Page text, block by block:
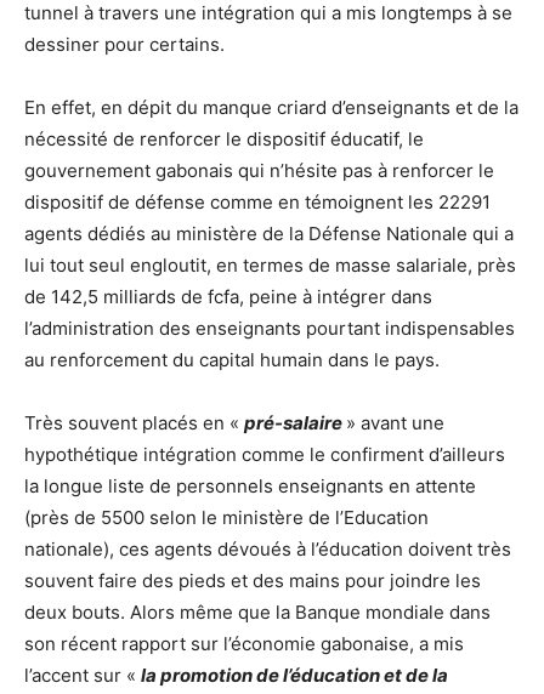
tunnel à travers une intégration qui a mis longtemps à se
dessiner pour certains.
En effet, en dépit du manque criard d’enseignants et de la
nécessité de renforcer le dispositif éducatif, le
gouvernement gabonais qui n’hésite pas à renforcer le
dispositif de défense comme en témoignent les 22291
agents dédiés au ministère de la Défense Nationale qui a
lui tout seul engloutit, en termes de masse salariale, près
de 142,5 milliards de fcfa, peine à intégrer dans
l’administration des enseignants pourtant indispensables
au renforcement du capital humain dans le pays.
Très souvent placés en « pré-salaire » avant une
hypothétique intégration comme le confirment d’ailleurs
la longue liste de personnels enseignants en attente
(près de 5500 selon le ministère de l’Education
nationale), ces agents dévoués à l’éducation doivent très
souvent faire des pieds et des mains pour joindre les
deux bouts. Alors même que la Banque mondiale dans
son récent rapport sur l’économie gabonaise, a mis
l’accent sur « la promotion de l’éducation et de la